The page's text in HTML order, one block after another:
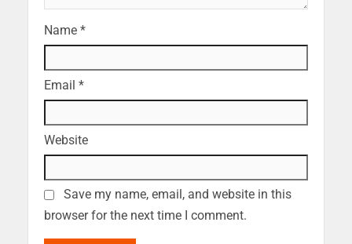
Name *
Email *
Website
Save my name, email, and website in this
browser for the next time I comment.